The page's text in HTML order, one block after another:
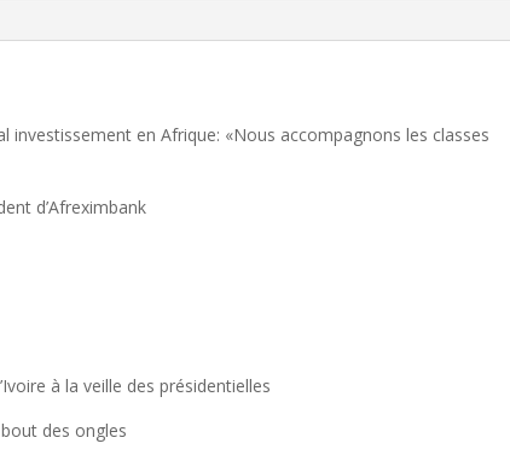
investissement en Afrique: «Nous accompagnons les classes
d’Afreximbank
à la veille des présidentielles
des ongles